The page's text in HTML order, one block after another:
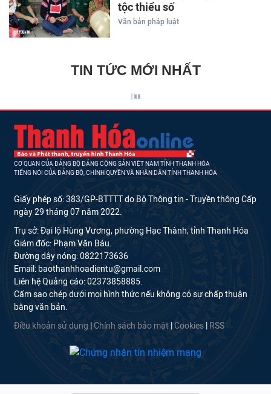
tộc thiểu số
Văn bản pháp luật
TIN TỨC MỚI NHẤT
CƠ QUAN CỦA ĐẢNG BỘ ĐẢNG CỘNG SẢN VIỆT NAM TỈNH THANH HÓA
TIẾNG NÓI CỦA ĐẢNG BỘ, CHÍNH QUYỀN VÀ NHÂN DÂN TỈNH THANH HÓA
Giấy phép số: 383/GP-BTTTT do Bộ Thông tin - Truyền thông Cấp
ngày 29 tháng 07 năm 2022.
Trụ sở: Đại lộ Hùng Vương, phường Hạc Thành, tỉnh Thanh Hóa
Giám đốc: Phạm Văn Báu.
Đường dây nóng: 0822173636
Email: baothanhhoadientu@gmail.com
Liên hệ Quảng cáo: 02373858885.
Cấm sao chép dưới mọi hình thức nếu không có sự chấp thuận
bằng văn bản.
Điều khoản sử dụng Chính sách bảo mật Cookies RSS